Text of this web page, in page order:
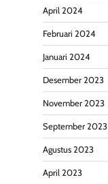
April 2024
Februari 2024
Januari 2024
Desember 2023
November 2023
September 2023
Agustus 2023
April 2023